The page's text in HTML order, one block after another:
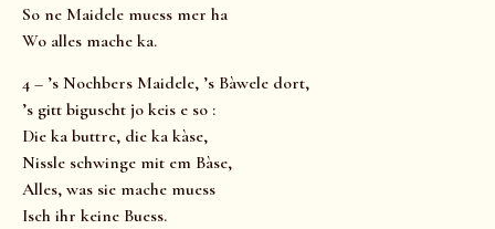
So ne Maidele muess mer ha
Wo alles mache ka.
4 – ’s Nochbers Maidele, ’s Bàwele dort,
’s gitt biguscht jo keis e so :
Die ka buttre, die ka kàse,
Nissle schwinge mit em Bàse,
Alles, was sie mache muess
Isch ihr keine Buess.